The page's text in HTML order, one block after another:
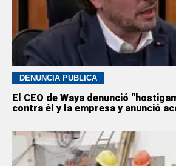
DENUNCIA PÚBLICA
El CEO de Waya denunció
contra él y la empresa y anunció